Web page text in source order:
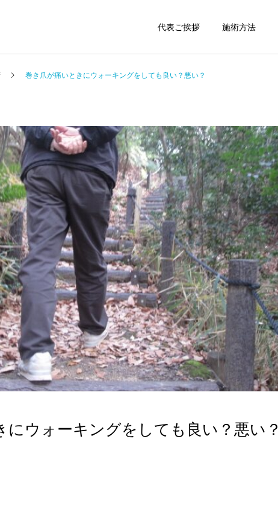
代表ご挨拶 施術方法
巻き爪が痛いときにウォーキングをしても良い？悪い？
にウォーキングをしても良い？悪い？